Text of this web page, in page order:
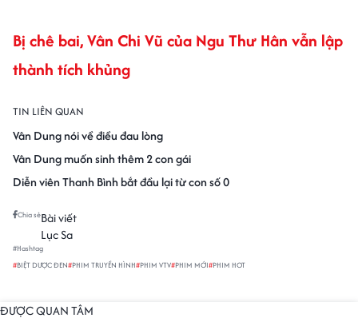
Bị chê bai, Vân Chi Vũ của Ngu Thư Hân vẫn lập
thành tích khủng
TIN LIÊN QUAN
Vân Dung nói về điều đau lòng
Vân Dung muốn sinh thêm 2 con gái
Diễn viên Thanh Bình bắt đầu lại từ con số 0
Chia sẻBài viết
Lục Sa
#Hashtag
#BIỆT DƯỢC ĐEN#PHIM TRUYỀN HÌNH#PHIM VTV#PHIM MỚI#PHIM HOT
ĐƯỢC QUAN TÂM